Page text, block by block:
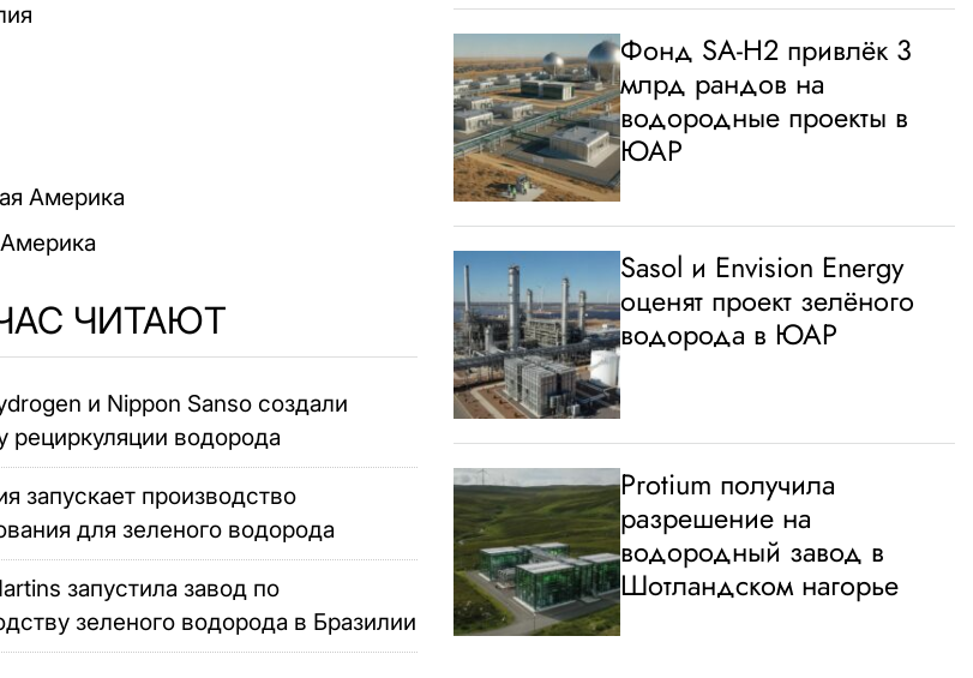
Америка
ЧИТАЮТ
и Nippon Sanso создали
рециркуляции водорода
запускает производство
для зеленого водорода
запустила завод по
зеленого водорода в Бразилии
Фонд SA-H2 привлёк 3
млрд рандов на
водородные проекты в
ЮАР
Sasol и Envision Energy
оценят проект зелёного
водорода в ЮАР
Protium получила
разрешение на
водородный завод в
Шотландском нагорье